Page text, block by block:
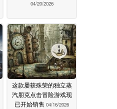
04/20/2026
这款屡获殊荣的独立蒸
汽朋克点击冒险游戏现
已开始销售 04/16/2026